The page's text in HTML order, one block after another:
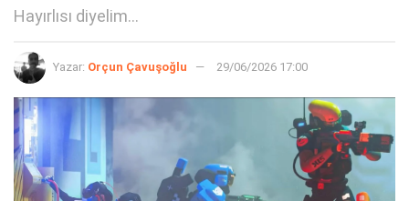
Hayırlısı diyelim...
Yazar: Orçun Çavuşoğlu 29/06/2026 17:00